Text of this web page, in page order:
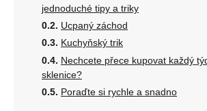
jednoduché tipy a triky
Ucpaný záchod
Kuchyňský trik
Nechcete přece kupovat každý
sklenice?
Poraďte si rychle a snadno